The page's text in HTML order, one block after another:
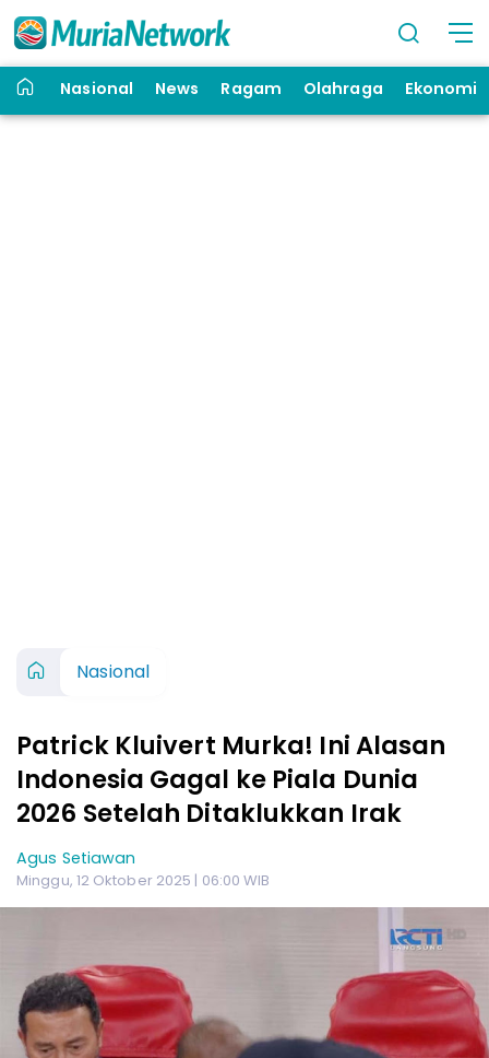
Nasional News Ragam Olahraga Ekonomi
Nasional
Patrick Kluivert Murka! Ini Alasan
Indonesia Gagal ke Piala Dunia
2026 Setelah Ditaklukkan Irak
Agus Setiawan
Minggu, 12 Oktober 2025 | 06:00 WIB